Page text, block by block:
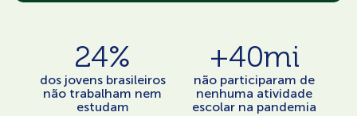
24%
dos jovens brasileiros
não trabalham nem
estudam
+40mi
não participaram de
nenhuma atividade
escolar na pandemia